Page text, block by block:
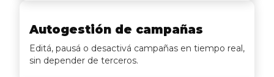
Autogestión de campañas
Editá, pausá o desactivá campañas en tiempo real,
sin depender de terceros.